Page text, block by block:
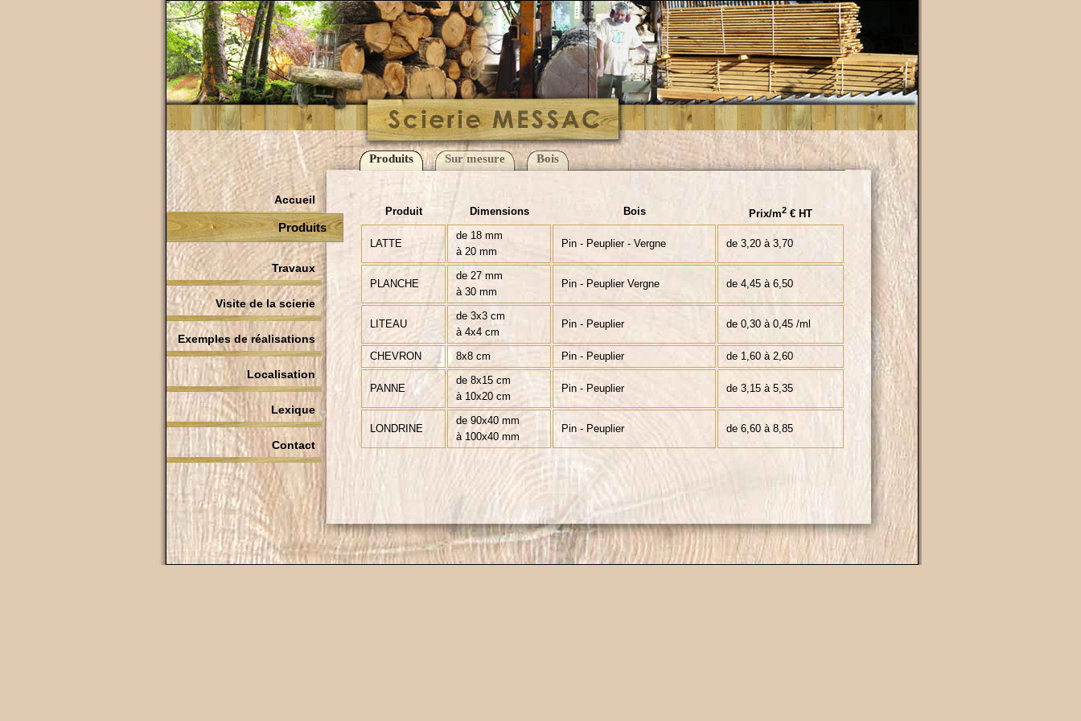
Accueil
Produits
Travaux
Visite de la scierie
Exemples de réalisations
Localisation
Lexique
Contact
Produits Sur mesure Bois
Produit Dimensions Bois Prix/m2 € HT
LATTE
de 18 mm
à 20 mm
Pin - Peuplier - Vergne de 3,20 à 3,70
PLANCHE
de 27 mm
à 30 mm
Pin - Peuplier Vergne de 4,45 à 6,50
LITEAU
de 3x3 cm
à 4x4 cm
Pin - Peuplier de 0,30 à 0,45 /ml
CHEVRON 8x8 cm Pin - Peuplier de 1,60 à 2,60
PANNE
de 8x15 cm
à 10x20 cm
Pin - Peuplier de 3,15 à 5,35
LONDRINE
de 90x40 mm
à 100x40 mm
Pin - Peuplier de 6,60 à 8,85